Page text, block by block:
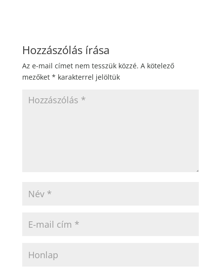
Hozzászólás írása
Az e-mail címet nem tesszük közzé. A kötelező
mezőket * karakterrel jelöltük